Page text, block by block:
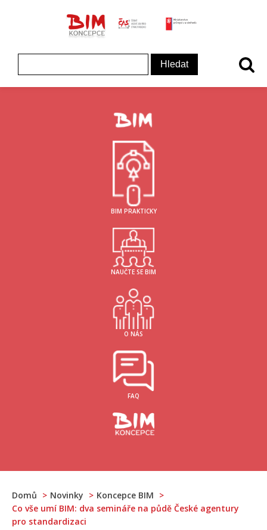
Koncepce BIM - logo
ČAS - logo
BIM PRAKTICKY
NAUČTE SE BIM
O NÁS
FAQ
Domů Novinky
Koncepce BIM
Co vše umí BIM: dva semináře na půdě České agentury
pro standardizaci